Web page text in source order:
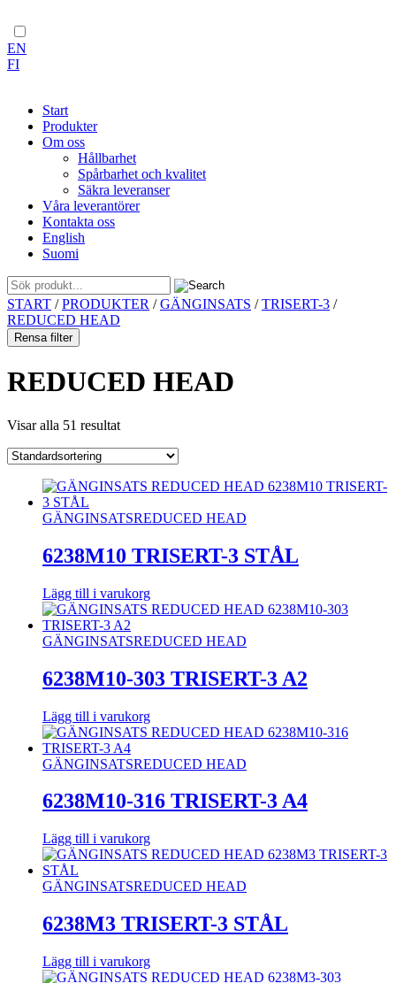
EN
FI
Start
Produkter
Om oss
Hållbarhet
Spårbarhet och kvalitet
Säkra leveranser
Våra leverantörer
Kontakta oss
English
Suomi
Skip
to
content
START /PRODUKTER /GÄNGINSATS /TRISERT-3 /
REDUCED HEAD
Rensa filter
REDUCED HEAD
Visar alla 51 resultat
GÄNGINSATSREDUCED HEAD
6238M10 TRISERT-3 STÅL
Lägg till i varukorg
GÄNGINSATSREDUCED HEAD
6238M10-303 TRISERT-3 A2
Lägg till i varukorg
GÄNGINSATSREDUCED HEAD
6238M10-316 TRISERT-3 A4
Lägg till i varukorg
GÄNGINSATSREDUCED HEAD
6238M3 TRISERT-3 STÅL
Lägg till i varukorg